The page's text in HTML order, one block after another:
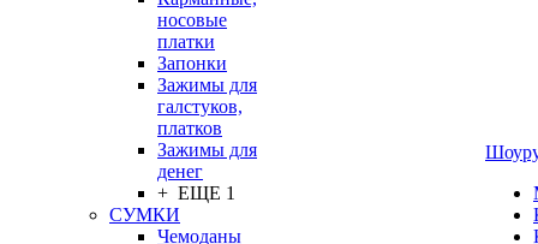
носовые
платки
Запонки
Зажимы для
галстуков,
платков
Зажимы для
денег
+ ЕЩЕ 1
СУМКИ
Чемоданы